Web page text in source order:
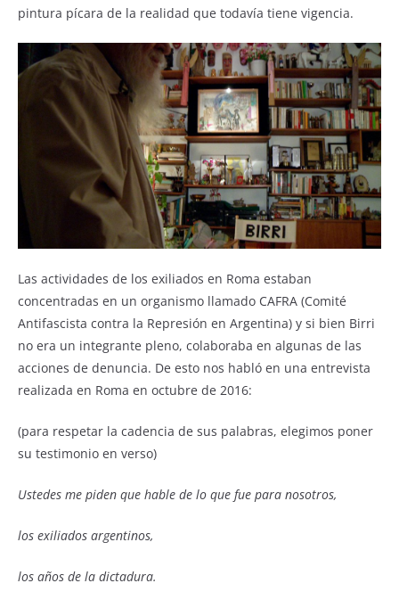
pintura pícara de la realidad que todavía tiene vigencia.
Las actividades de los exiliados en Roma estaban
concentradas en un organismo llamado CAFRA (Comité
Antifascista contra la Represión en Argentina) y si bien Birri
no era un integrante pleno, colaboraba en algunas de las
acciones de denuncia. De esto nos habló en una entrevista
realizada en Roma en octubre de 2016:
(para respetar la cadencia de sus palabras, elegimos poner
su testimonio en verso)
Ustedes me piden que hable de lo que fue para nosotros,
los exiliados argentinos,
los años de la dictadura.